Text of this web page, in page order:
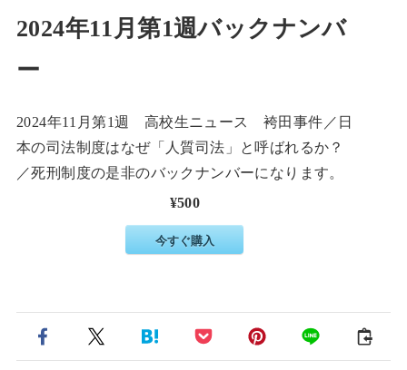
2024年11月第1週バックナンバ
ー
2024年11月第1週 高校生ニュース 袴田事件／日
本の司法制度はなぜ「人質司法」と呼ばれるか？
／死刑制度の是非のバックナンバーになります。
¥500
今すぐ購入